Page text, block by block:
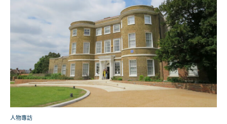
人物專訪